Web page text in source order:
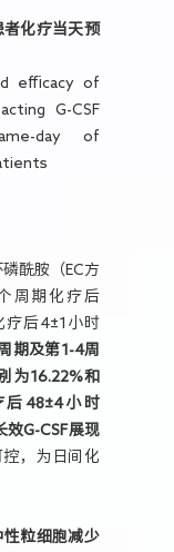
化疗当天预
efficacy of
G-CSF
day of
酰胺（EC方
周期化疗后
疗后4±1小时
期及第1-4周
为16.22%和
后48±4小时
效G-CSF展现
，为日间化
粒细胞减少